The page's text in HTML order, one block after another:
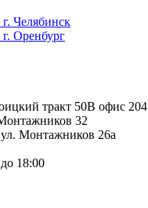
г. Челябинск
г. Оренбург
тракт 50В офис 204
32
ул. Монтажников 26а
18:00